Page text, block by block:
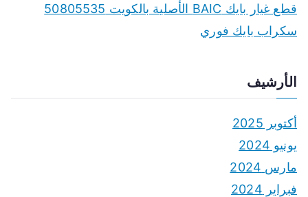
قطع غيار بايك BAIC الأصلية بالكويت 50805535
سكراب بايك فوري
الأرشيف
أكتوبر 2025
يونيو 2024
مارس 2024
فبراير 2024